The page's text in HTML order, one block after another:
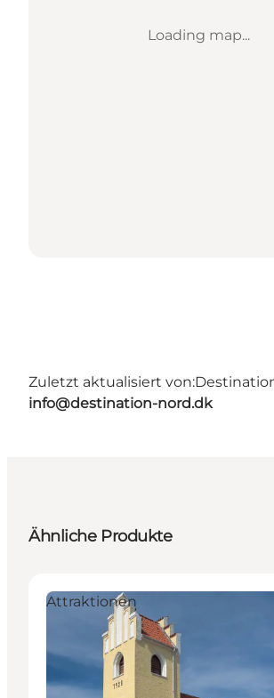
Loading map...
Zuletzt aktualisiert von:
info@destination-nord.dk
Ähnliche Produkte
Attraktionen